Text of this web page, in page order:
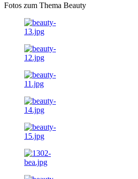
Fotos zum Thema Beauty